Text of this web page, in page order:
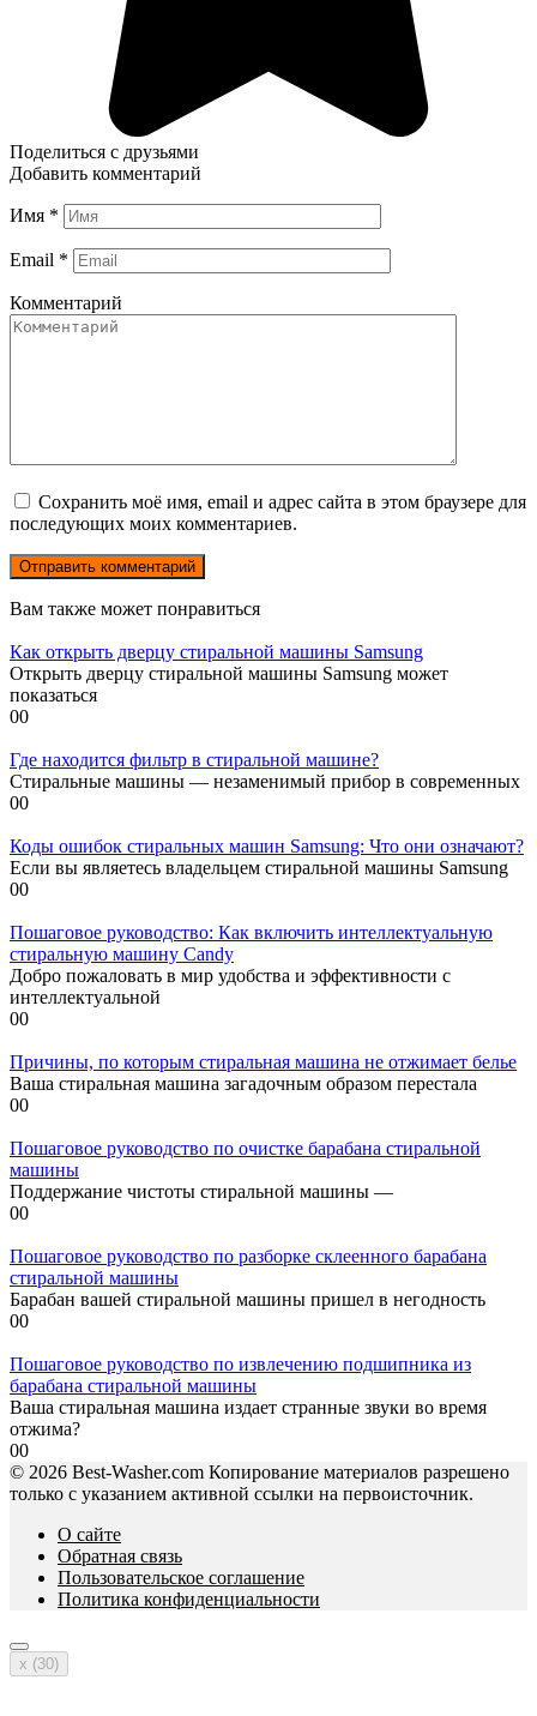
Поделиться с друзьями
Добавить комментарий
Имя *
Email *
Комментарий
Сохранить моё имя, email и адрес сайта в этом браузере для
последующих моих комментариев.
Вам также может понравиться
Как открыть дверцу стиральной машины Samsung
Открыть дверцу стиральной машины Samsung может
показаться
00
Где находится фильтр в стиральной машине?
Стиральные машины — незаменимый прибор в современных
00
Коды ошибок стиральных машин Samsung: Что они означают?
Если вы являетесь владельцем стиральной машины Samsung
00
Пошаговое руководство: Как включить интеллектуальную
стиральную машину Candy
Добро пожаловать в мир удобства и эффективности с
интеллектуальной
00
Причины, по которым стиральная машина не отжимает белье
Ваша стиральная машина загадочным образом перестала
00
Пошаговое руководство по очистке барабана стиральной
машины
Поддержание чистоты стиральной машины —
00
Пошаговое руководство по разборке склеенного барабана
стиральной машины
Барабан вашей стиральной машины пришел в негодность
00
Пошаговое руководство по извлечению подшипника из
барабана стиральной машины
Ваша стиральная машина издает странные звуки во время
отжима?
00
© 2026 Best-Washer.com Копирование материалов разрешено
только с указанием активной ссылки на первоисточник.
О сайте
Обратная связь
Пользовательское соглашение
Политика конфиденциальности
x (30)